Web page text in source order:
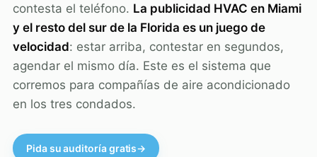
contesta el teléfono. La publicidad HVAC en Miami
y el resto del sur de la Florida es un juego de
velocidad: estar arriba, contestar en segundos,
agendar el mismo día. Este es el sistema que
corremos para compañías de aire acondicionado
en los tres condados.
Pida su auditoría gratis→